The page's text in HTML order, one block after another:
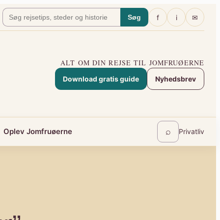
Søg f i ✉
ALT OM DIN REJSE TIL JOMFRUØERNE
Download gratis guide Nyhedsbrev
Oplev Jomfruøerne ⌕ Privatliv